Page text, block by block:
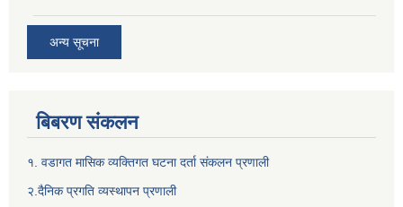
अन्य सूचना
बिबरण संकलन
१. वडागत मासिक व्यक्तिगत घटना दर्ता संकलन प्रणाली
२.दैनिक प्रगति व्यस्थापन प्रणाली